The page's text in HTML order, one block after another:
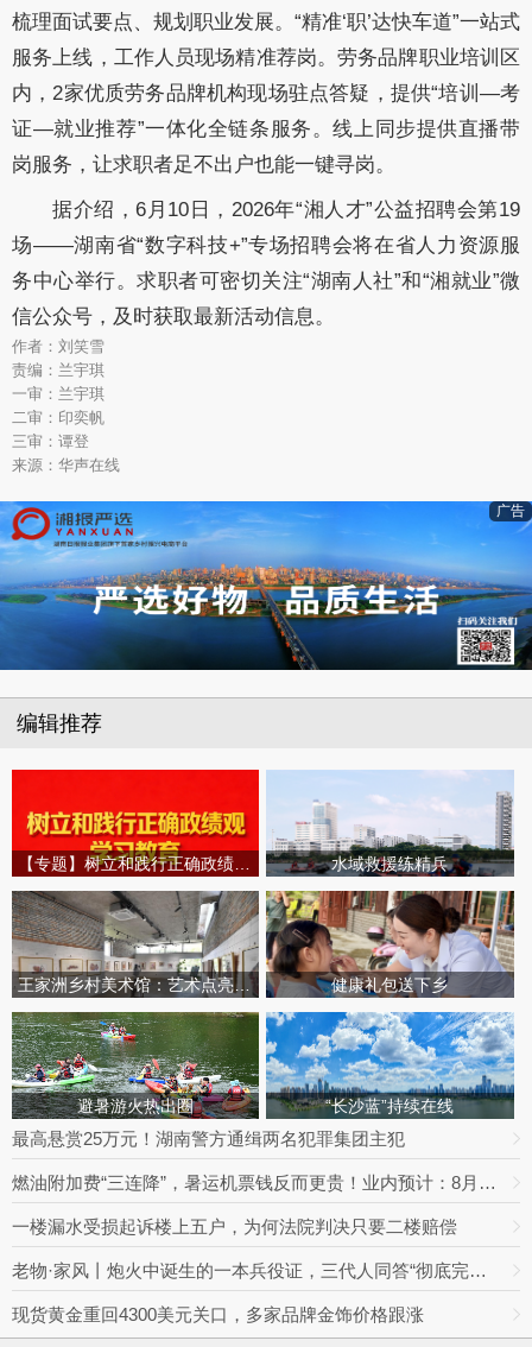
梳理面试要点、规划职业发展。“精准‘职’达快车道”一站式
服务上线，工作人员现场精准荐岗。劳务品牌职业培训区
内，2家优质劳务品牌机构现场驻点答疑，提供“培训—考
证—就业推荐”一体化全链条服务。线上同步提供直播带
岗服务，让求职者足不出户也能一键寻岗。
据介绍，6月10日，2026年“湘人才”公益招聘会第19
场——湖南省“数字科技+”专场招聘会将在省人力资源服
务中心举行。求职者可密切关注“湖南人社”和“湘就业”微
信公众号，及时获取最新活动信息。
作者：刘笑雪
责编：兰宇琪
一审：兰宇琪
二审：印奕帆
三审：谭登
来源：华声在线
广告
编辑推荐
水域救援练精兵
王家洲乡村美术馆：艺术点亮田园乡村 健康礼包送下乡
避暑游火热出圈 “长沙蓝”持续在线
最高悬赏25万元！湖南警方通缉两名犯罪集团主犯
燃油附加费“三连降”，暑运机票钱反而更贵！业内预计：8月下旬将迎回落拐点
一楼漏水受损起诉楼上五户，为何法院判决只要二楼赔偿
老物·家风丨炮火中诞生的一本兵役证，三代人同答“彻底完成任务”
现货黄金重回4300美元关口，多家品牌金饰价格跟涨